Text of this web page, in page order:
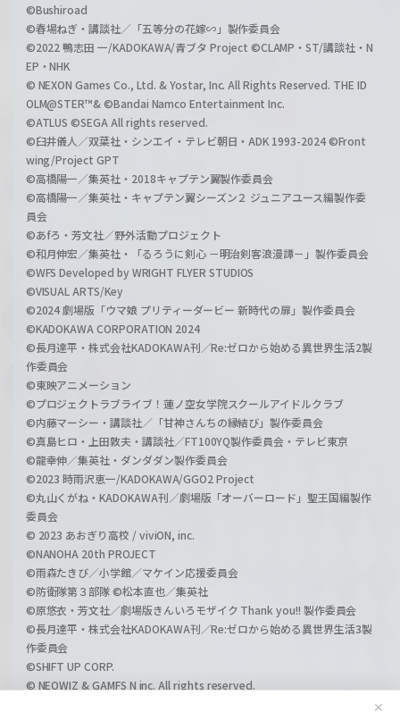
✕
©Bushiroad
©春場ねぎ・講談社／「五等分の花嫁∽」製作委員会
©2022 鴨志田 一/KADOKAWA/青ブタ Project ©CLAMP・ST/講談社・N
EP・NHK
© NEXON Games Co., Ltd. & Yostar, Inc. All Rights Reserved. THE ID
OLM@STER™& ©Bandai Namco Entertainment Inc.
©ATLUS ©SEGA All rights reserved.
©臼井儀人／双葉社・シンエイ・テレビ朝日・ADK 1993-2024 ©Front
wing/Project GPT
©高橋陽一／集英社・2018キャプテン翼製作委員会
©高橋陽一／集英社・キャプテン翼シーズン２ ジュニアユース編製作委
員会
©あfろ・芳文社／野外活動プロジェクト
©和月伸宏／集英社・「るろうに剣心 －明治剣客浪漫譚－」製作委員会
©WFS Developed by WRIGHT FLYER STUDIOS
©VISUAL ARTS/Key
©2024 劇場版「ウマ娘 プリティーダービー 新時代の扉」製作委員会
©KADOKAWA CORPORATION 2024
©長月達平・株式会社KADOKAWA刊／Re:ゼロから始める異世界生活2製
作委員会
©東映アニメーション
©プロジェクトラブライブ！蓮ノ空女学院スクールアイドルクラブ
©内藤マーシー・講談社／「甘神さんちの縁結び」製作委員会
©真島ヒロ・上田敦夫・講談社／FT100YQ製作委員会・テレビ東京
©龍幸伸／集英社・ダンダダン製作委員会
©2023 時雨沢恵一/KADOKAWA/GGO2 Project
©丸山くがね・KADOKAWA刊／劇場版「オーバーロード」聖王国編製作
委員会
© 2023 あおぎり高校 / viviON, inc.
©NANOHA 20th PROJECT
©雨森たきび／小学館／マケイン応援委員会
©防衛隊第３部隊 ©松本直也／集英社
©原悠衣・芳文社／劇場版きんいろモザイク Thank you!! 製作委員会
©長月達平・株式会社KADOKAWA刊／Re:ゼロから始める異世界生活3製
作委員会
©SHIFT UP CORP.
© NEOWIZ & GAMFS N inc. All rights reserved.